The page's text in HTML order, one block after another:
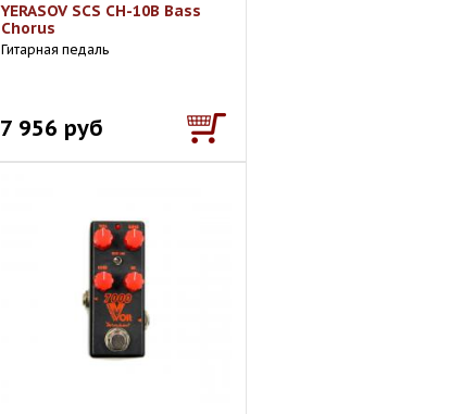
YERASOV SCS CH-10B Bass
Chorus
Гитарная педаль
7 956 руб